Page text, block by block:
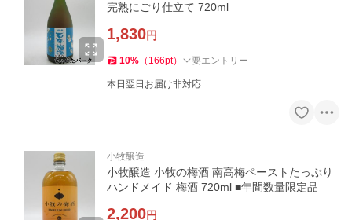
完熟にごり仕立て 720ml
1,830円
10% （ 166pt） 要エントリー
本日翌日お届け非対応
小牧醸造
小牧醸造 小牧の梅酒 南高梅ペーストたっぷり
ハンドメイド 梅酒 720ml ■年間数量限定品
2,200円